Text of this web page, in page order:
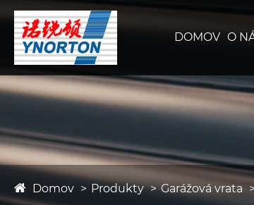
DOMOV O
Domov Produkty Garážová vrata